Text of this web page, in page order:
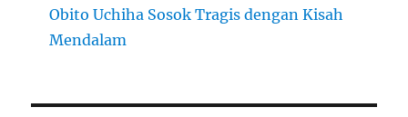
Obito Uchiha Sosok Tragis dengan Kisah
Mendalam